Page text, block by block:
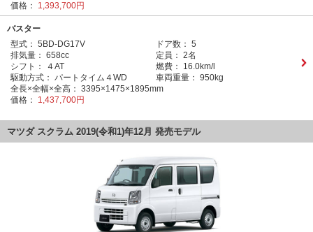
価格：
1,393,700円
バスター
型式： 5BD-DG17V ドア数： 5
排気量： 658cc 定員： 2名
シフト：
４AT 燃費：
16.0km/l
駆動方式： パートタイム４WD 車両重量： 950kg
全長×全幅×全高： 3395×1475×1895mm
価格：
1,437,700円
マツダ スクラム 2019(令和1)年12月 発売モデル